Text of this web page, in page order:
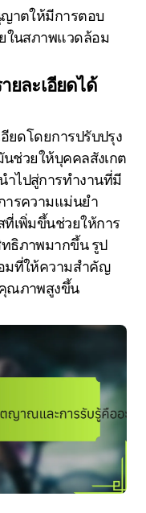
าตให้มีการตอบ
ในสภาพแวดล้อม
ยละเอียดได้
ยดโดยการปรับปรุง
ช่วยให้บุคคลสังเกต
ไปสู่การทำงานที่มี
ารความแม่นยำ
เพิ่มขึ้นช่วยให้การ
ธิภาพมากขึ้น รูป
มที่ให้ความสำคัญ
ณภาพสูงขึ้น